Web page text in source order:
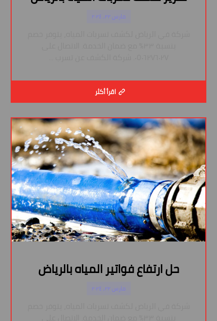
مارس ٢٢, ٢٠٢٤
اقرأ أكثر
حل ارتفاع فواتير المياه بالرياض
مارس ٢٢, ٢٠٢٤